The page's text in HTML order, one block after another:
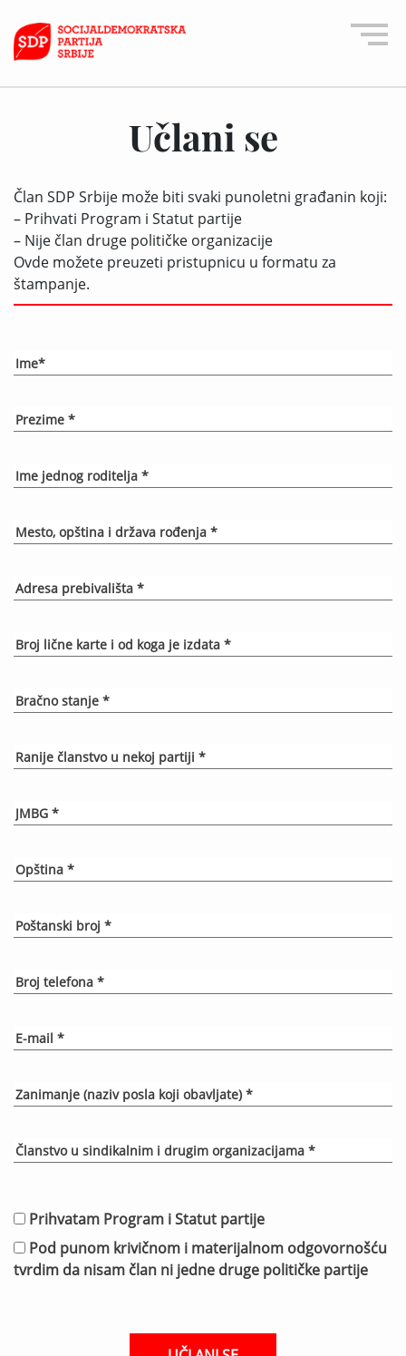
Učlani se
Član SDP Srbije može biti svaki punoletni građanin koji:
– Prihvati Program i Statut partije
– Nije član druge političke organizacije
Ovde možete preuzeti pristupnicu u formatu za
štampanje.
Prihvatam Program i Statut partije
Pod punom krivičnom i materijalnom odgovornošću
tvrdim da nisam član ni jedne druge političke partije